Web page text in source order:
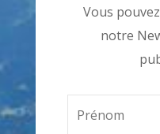
Vous
notre